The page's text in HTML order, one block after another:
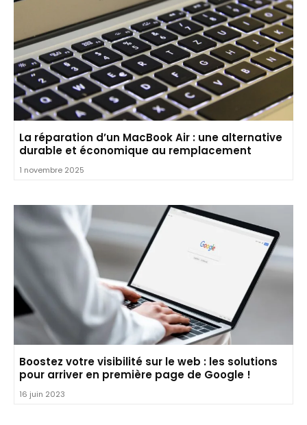
La réparation d’un MacBook Air : une alternative
durable et économique au remplacement
1 novembre 2025
Boostez votre visibilité sur le web : les solutions
pour arriver en première page de Google !
16 juin 2023